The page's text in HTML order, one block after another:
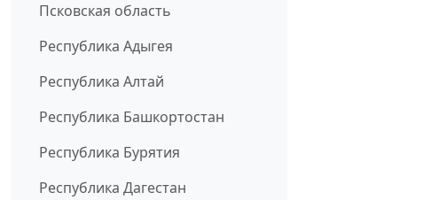
Псковская область
Республика Адыгея
Республика Алтай
Республика Башкортостан
Республика Бурятия
Республика Дагестан